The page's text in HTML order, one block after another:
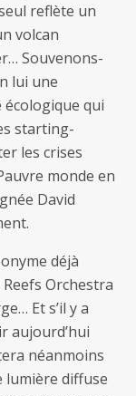
reflète un
volcan
Souvenons-
lui une
écologique qui
starting-
les crises
monde en
David
déjà
Orchestra
Et s’il y a
aujourd’hui
néanmoins
lumière diffuse